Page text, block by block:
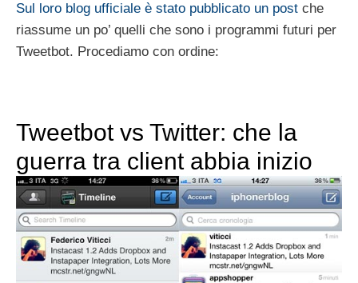
Sul loro blog ufficiale è stato pubblicato un post che
riassume un po’ quelli che sono i programmi futuri per
Tweetbot. Procediamo con ordine:
Tweetbot vs Twitter: che la
guerra tra client abbia inizio